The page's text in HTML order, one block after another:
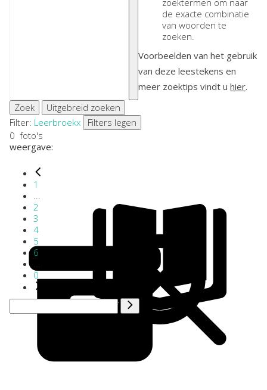
de exacte combinatie
van woorden te
zoeken.
Voorbeelden van het gebruik
van deze leestekens en
meer zoektips vindt u hier.
Zoek
Uitgebreid zoeken
Filter: Leerbroekx
Filters legen
0 foto's
weergave:
1
2
3
4
5
6
0